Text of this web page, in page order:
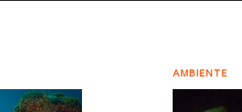
AMBIENTE